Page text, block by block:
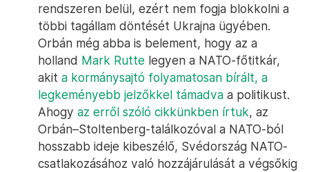
rendszeren belül, ezért nem fogja blokkolni a
többi tagállam döntését Ukrajna ügyében.
Orbán még abba is belement, hogy az a
holland Mark Rutte legyen a NATO-főtitkár,
akit a kormánysajtó folyamatosan bírált, a
legkeményebb jelzőkkel támadva a politikust.
Ahogy az erről szóló cikkünkben írtuk, az
Orbán–Stoltenberg-találkozóval a NATO-ból
hosszabb ideje kibeszélő, Svédország NATO-
csatlakozásához való hozzájárulását a végsőkig